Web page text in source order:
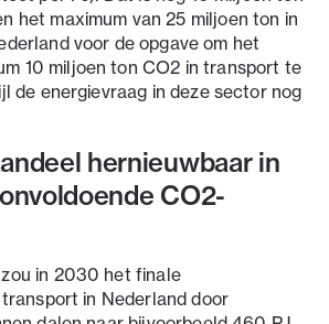
het maximum van 25 miljoen ton in
voor de opgave om het
10 miljoen ton CO2 in transport te
de energievraag in deze sector nog
hernieuwbaar in
CO2-
in 2030 het finale
in Nederland door